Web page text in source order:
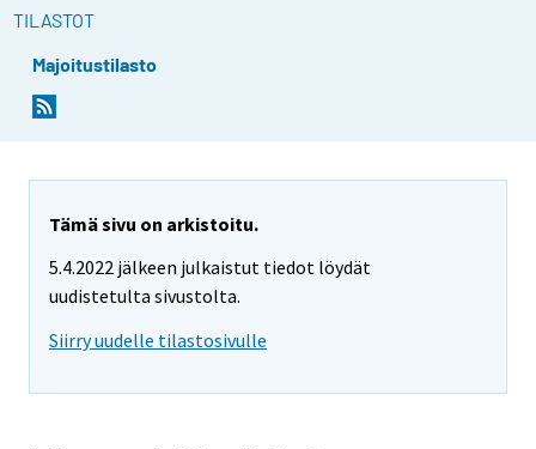
TILASTOT
Majoitustilasto
Tämä sivu on arkistoitu.
5.4.2022 jälkeen julkaistut tiedot löydät
uudistetulta sivustolta.
Siirry uudelle tilastosivulle